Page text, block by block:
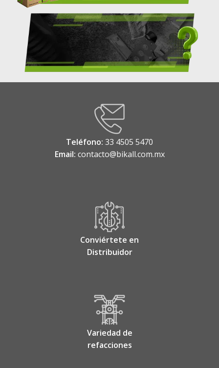
DISTRIBUIR PRODUCTOS
Teléfono: 33 4505 5470
Email: contacto@bikall.com.mx
Conviértete en
Distribuidor
Variedad de
refacciones